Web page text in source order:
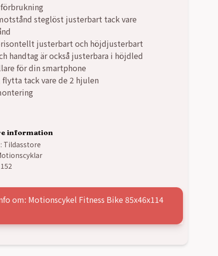
steglöst justerbart tack vare
justerbart och höjdjusterbart
handtag är också justerbara i höjdled
för din smartphone
tack vare de 2 hjulen
information
Tildasstore
om: Motionscykel Fitness Bike 85x46x114